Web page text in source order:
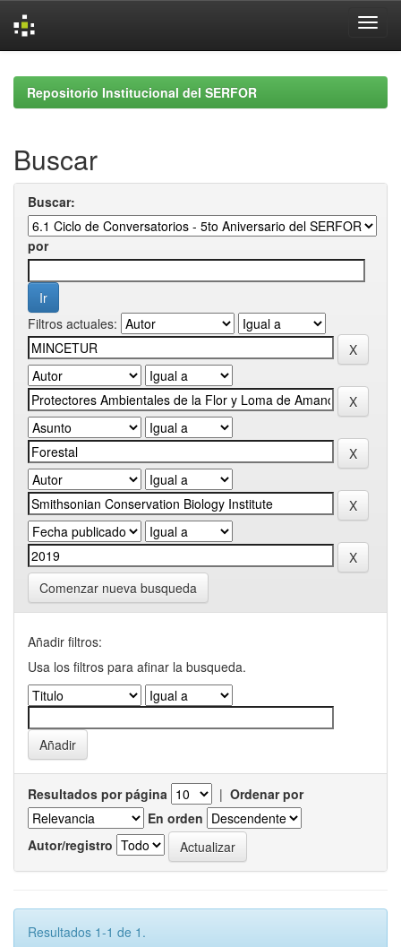
navigationRepositorio Institucional del SERFOR
Buscar
Buscar:
por
Filtros actuales:
Comenzar nueva busqueda
Añadir filtros:
Usa los filtros para afinar la busqueda.
Resultados por página | Ordenar por
En orden
Autor/registro
Resultados 1-1 de 1.